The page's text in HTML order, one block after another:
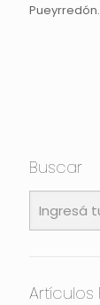
Pueyrredón.
Buscar